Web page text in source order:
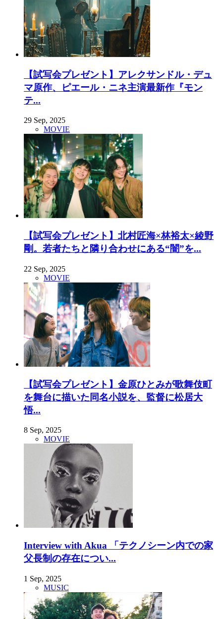
【試写会プレゼント】アレクサンドル・デュ
マ原作、ピエール・ニネ主演最新作『モン
テ...
29 Sep, 2025
MOVIE
【試写会プレゼント】北村匠海×林裕太×綾野
剛。若者たちと隣り合わせにある“闇”を...
22 Sep, 2025
MOVIE
【試写会プレゼント】金原ひとみが歌舞伎町
を舞台に描いた同名小説を、監督に松居大
悟...
8 Sep, 2025
MOVIE
Interview with Akua 「テクノシーン内での家
父長制の存在につい...
1 Sep, 2025
MUSIC